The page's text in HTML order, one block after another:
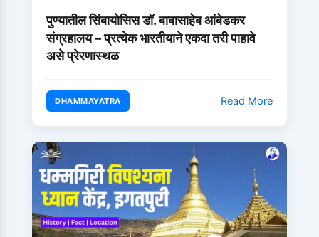
पुण्यातील सिंबायोसिस डॉ. बाबासाहेब आंबेडकर
संग्रहालय – प्रत्येक भारतीयाने एकदा तरी पाहावे
असे प्रेरणास्थळ
DHAMMAYATRA Read More